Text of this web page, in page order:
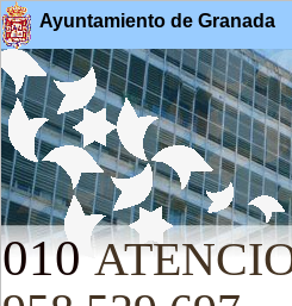
Ayuntamiento de Granada
010